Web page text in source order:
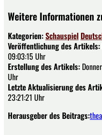
Weitere Informationen
Kategorien:Schauspiel
Veröffentlichung des Artikels:
09:03:15 Uhr
Erstellung des Artikels:
Uhr
Letzte Aktualisierung des
23:21:21 Uhr
Herausgeber des Beitrags: